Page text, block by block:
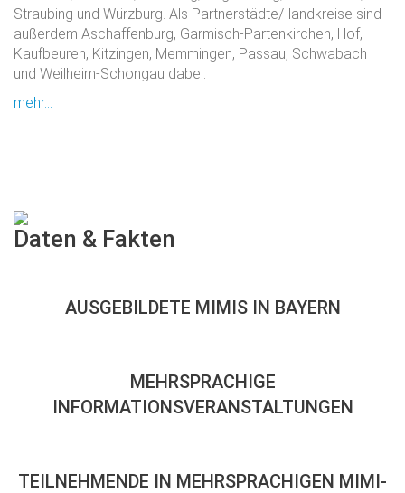
Straubing und Würzburg. Als Partnerstädte/-landkreise sind
außerdem Aschaffenburg, Garmisch-Partenkirchen, Hof,
Kaufbeuren, Kitzingen, Memmingen, Passau, Schwabach
und Weilheim-Schongau dabei.
mehr...
Daten & Fakten
AUSGEBILDETE MIMIS IN BAYERN
MEHRSPRACHIGE
INFORMATIONSVERANSTALTUNGEN
TEILNEHMENDE IN MEHRSPRACHIGEN MIMI-